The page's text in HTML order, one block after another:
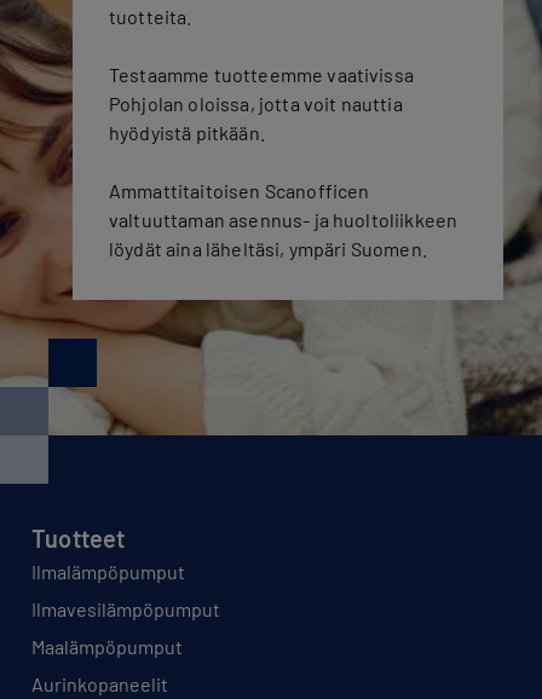
tuotteita.
Testaamme tuotteemme vaativissa
Pohjolan oloissa, jotta voit nauttia
hyödyistä pitkään.
Ammattitaitoisen Scanofficen
valtuuttaman asennus- ja huoltoliikkeen
löydät aina läheltäsi, ympäri Suomen.
Tuotteet
Ilmalämpöpumput
Ilmavesilämpöpumput
Maalämpöpumput
Aurinkopaneelit